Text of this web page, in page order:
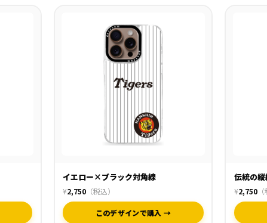
イエロー×ブラック対角線
¥2,750 （税込）
このデザインで購入 →
伝統の
¥2,750（